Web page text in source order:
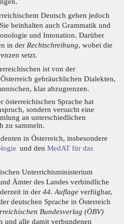
Deutsch gehen jedoch
beinhalten auch Grammatik und
und Intonation. Darüber
in der Rechtschreibung, wobei die
setzt.
ist von der
gebräuchlichen Dialekten,
klar abzugrenzen.
österreichischen Sprache hat
sondern versucht eine
an unterschiedlichen
zu sammeln.
in Österreich, insbesondere
und den MedAT für das
Unterrichtsministerium
Ämter des Landes verbindliche
in der 44. Auflage verfügbar,
deutschen Sprache in Österreich
Bundesverlag (ÖBV)
und alle damit verbundenen